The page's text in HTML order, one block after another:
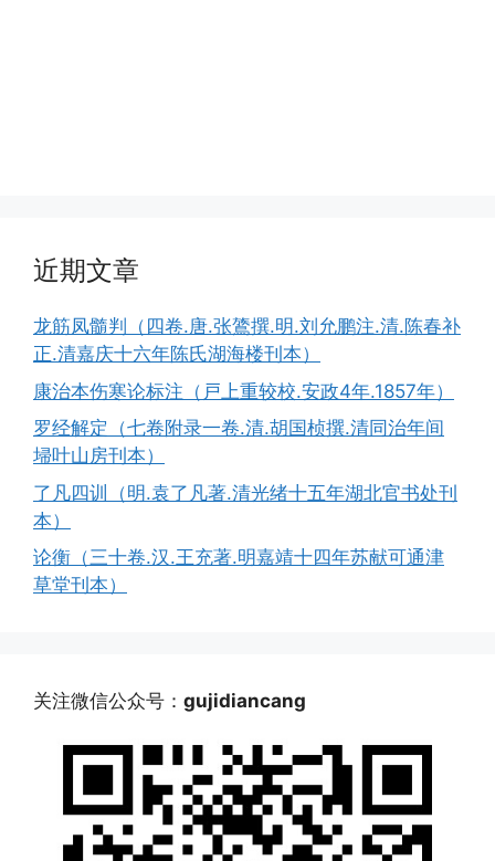
近期文章
龙筋凤髓判（四卷.唐.张鷟撰.明.刘允鹏注.清.陈春补
正.清嘉庆十六年陈氏湖海楼刊本）
康治本伤寒论标注（戸上重较校.安政4年.1857年）
罗经解定（七卷附录一卷.清.胡国桢撰.清同治年间
埽叶山房刊本）
了凡四训（明.袁了凡著.清光绪十五年湖北官书处刊
本）
论衡（三十卷.汉.王充著.明嘉靖十四年苏献可通津
草堂刊本）
关注微信公众号： gujidiancang